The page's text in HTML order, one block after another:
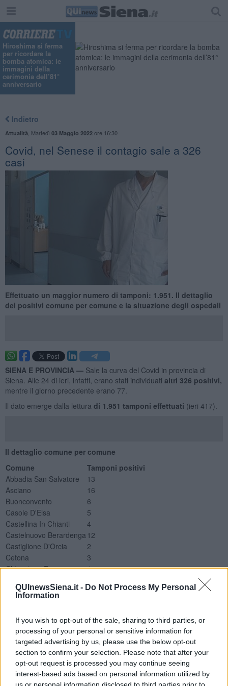
QUInewsSiena.it - Do Not Process My Personal
Information
If you wish to opt-out of the sale, sharing to third parties, or
processing of your personal or sensitive information for
targeted advertising by us, please use the below opt-out
section to confirm your selection. Please note that after your
opt-out request is processed you may continue seeing
interest-based ads based on personal information utilized by
Hiroshima si ferma
per ricordare la
bomba atomica: le
immagini della
cerimonia dell’81°
anniversario
Indietro
Attualità Martedì 03 Maggio 2022ore 16:30
Covid, nel Senese il contagio sale a 326
casi
Effettuato un maggior numero di tamponi: 1.951. Il dettaglio
dei positivi comune per comune e la situazione degli ospedali
SIENA E PROVINCIA — Sale la curva del Covid in provincia di
Siena. Alle 24 di ieri, infatti, erano stati individuati altri 326 positivi,
mentre il giorno precedente erano 77.
Il dato emerge dalla lettura di 1.951 tamponi effettuati (ieri 417).
Il dettaglio comune per comune
Comune
Tamponi positivi
Abbadia San Salvatore
13
Asciano
16
Buonconvento
6
Casole D'Elsa
5
Castellina In Chianti
4
Castelnuovo Berardenga 12
Castiglione D'Orcia
2
Cetona
3
Chianciano Terme
4
Chiusi
14
Montalcino
3
Montepulciano
16
Monteriggioni
14
Monteroni D'Arbia
16
Murlo
7